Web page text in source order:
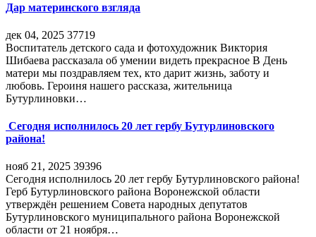
Дар материнского взгляда
дек 04, 2025 37719
Воспитатель детского сада и фотохудожник Виктория
Шибаева рассказала об умении видеть прекрасное В День
матери мы поздравляем тех, кто дарит жизнь, заботу и
любовь. Героиня нашего рассказа, жительница
Бутурлиновки…
Сегодня исполнилось 20 лет гербу Бутурлиновского
района!
нояб 21, 2025 39396
Сегодня исполнилось 20 лет гербу Бутурлиновского района!
Герб Бутурлиновского района Воронежской области
утверждён решением Совета народных депутатов
Бутурлиновского муниципального района Воронежской
области от 21 ноября…